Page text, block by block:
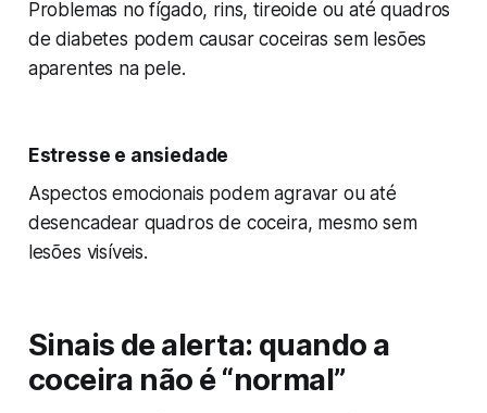
Problemas no fígado, rins, tireoide ou até quadros
de diabetes podem causar coceiras sem lesões
aparentes na pele.
Estresse e ansiedade
Aspectos emocionais podem agravar ou até
desencadear quadros de coceira, mesmo sem
lesões visíveis.
Sinais de alerta: quando a
coceira não é “normal”